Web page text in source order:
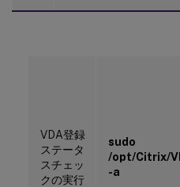
VDA登録
ステータ
スチェッ
クの実行
sudo
/opt/Citrix/
-a